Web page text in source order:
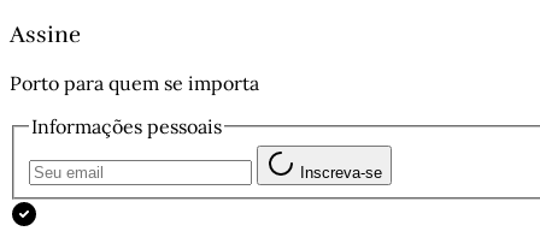
Assine
Porto para quem se importa
Informações pessoais
Inscreva-se